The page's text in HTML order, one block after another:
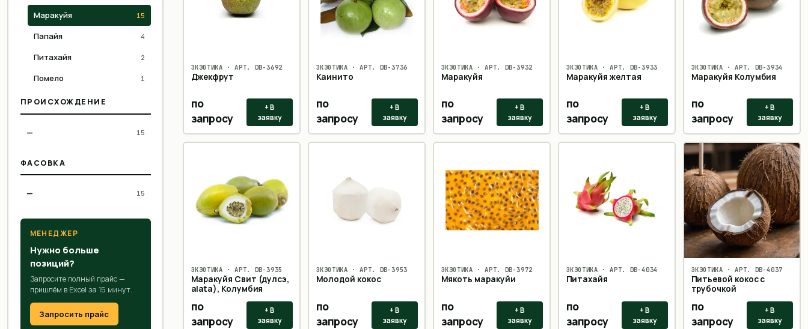
Маракуйя 15
Папайя 4
Питахайя 2
Помело 1
Корнеплоды
Овощи
ПРОИСХОЖДЕНИЕ
— 15
ФАСОВКА
— 15
МЕНЕДЖЕР
Нужно больше
позиций?
Запросите полный прайс —
пришлём в Excel за 15 минут.
Запросить прайс
ЭКЗОТИКА · АРТ. DB-3692
Джекфрут
по
запросу
+ В
заявку
ЭКЗОТИКА · АРТ. DB-3736
Каинито
по
запросу
+ В
заявку
ЭКЗОТИКА · АРТ. DB-3932
Маракуйя
по
запросу
+ В
заявку
ЭКЗОТИКА · АРТ. DB-3933
Маракуйя желтая
по
запросу
+ В
заявку
ЭКЗОТИКА · АРТ. DB-3934
Маракуйя Колумбия
по
запросу
+ В
заявку
ЭКЗОТИКА · АРТ. DB-3935
Маракуйя Свит (дулсэ,
alata), Колумбия
по
запросу
+ В
заявку
ЭКЗОТИКА · АРТ. DB-3953
Молодой кокос
по
запросу
+ В
заявку
ЭКЗОТИКА · АРТ. DB-3972
Мякоть маракуйи
по
запросу
+ В
заявку
ЭКЗОТИКА · АРТ. DB-4034
Питахайя
по
запросу
+ В
заявку
ЭКЗОТИКА · АРТ. DB-4037
Питьевой кокос с
трубочкой
по
запросу
+ В
заявку